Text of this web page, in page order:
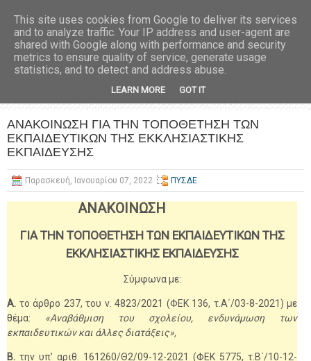
ΑΝΑΚΟΙΝΩΣΗ ΓΙΑ ΤΗΝ ΤΟΠΟΘΕΤΗΣΗ ΤΩΝ
ΕΚΠΑΙΔΕΥΤΙΚΩΝ ΤΗΣ ΕΚΚΛΗΣΙΑΣΤΙΚΗΣ
ΕΚΠΑΙΔΕΥΣΗΣ
Παρασκευή, Ιανουαρίου 07, 2022 ΠΥΣΔΕ
ΑΝΑΚΟΙΝΩΣΗ
ΓΙΑ ΤΗΝ ΤΟΠΟΘΕΤΗΣΗ ΤΩΝ ΕΚΠΑΙΔΕΥΤΙΚΩΝ ΤΗΣ
ΕΚΚΛΗΣΙΑΣΤΙΚΗΣ ΕΚΠΑΙΔΕΥΣΗΣ
Σύμφωνα με:
Α. το άρθρο 237, του ν. 4823/2021 (ΦΕΚ 136, τ.Α΄/03-8-2021) με
θέμα: «Αναβάθμιση του σχολείου, ενδυνάμωση των
εκπαιδευτικών και άλλες διατάξεις»,
Β. την υπ’ αριθ. 161260/Θ2/09-12-2021 (ΦΕΚ 5775, τ.Β΄/10-12-
This site uses cookies from Google to deliver its services
and to analyze traffic. Your IP address and user-agent are
shared with Google along with performance and security
metrics to ensure quality of service, generate usage
statistics, and to detect and address abuse.
LEARN MORE GOT IT